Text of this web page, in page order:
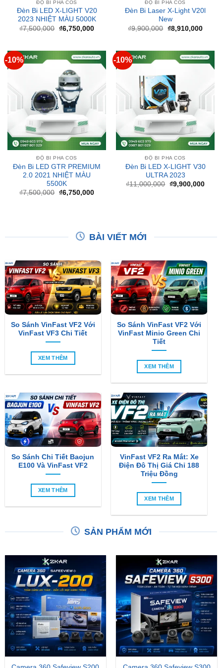
7,500,000 Giá
gốc
là:
₫7,500,000.
₫6,750,000
hiện
tại
là:
₫6,750,000.
9,900,000 Giá
gốc
là:
₫9,900,000.
₫8,910,000
hiện
tại
ĐỘ BI PHA COS
Đèn Bi LED GTR PREMIUM
2.0 2021 NHIỆT MÀU
5500K
₫7,500,000 Giá
gốc
là:
₫7,500,000.
₫6,750,000Giá
₫6,750,000.
ĐỘ BI PHA COS
Đèn Bi LED X-LIGHT V30
ULTRA 2023
11,000,000 Giá
gốc
là:
₫11,000,000.
₫ 9,900,000
hiện
tại
So Sánh VinFast VF2 Với
VinFast VF3 Chi Tiết
XEM THÊM
So Sánh VinFast VF2 Với
VinFast Minio Green Chi
Tiết
XEM THÊM
So Sánh Chi Tiết Baojun
E100 Và VinFast VF2
XEM THÊM
VinFast VF2 Ra Mắt: Xe
Điện Đô Thị Giá Chỉ 188
Triệu Đồng
XEM THÊM
SẢN PHẨM MỚI
Camera 360 Safeview S200
₫11,800,000
Camera 360 Safeview S300
₫11,500,000